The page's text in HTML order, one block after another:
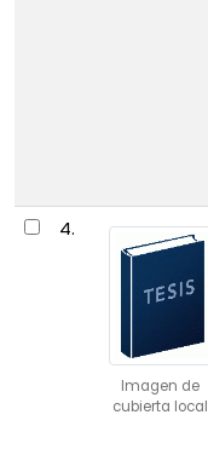
4.
Imagen de
cubierta local